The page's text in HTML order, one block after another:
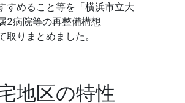
すめること等を「横浜市立大
2病院等の再整備構想
取りまとめました。
地区の特性